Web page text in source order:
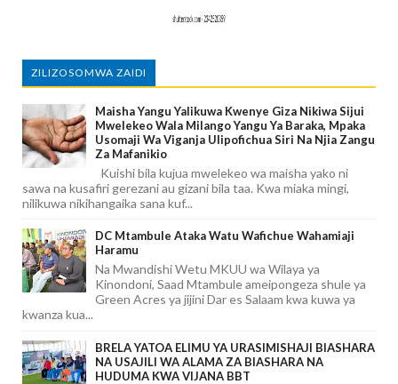
ZILIZOSOMWA ZAIDI
Maisha Yangu Yalikuwa Kwenye Giza Nikiwa Sijui
Mwelekeo Wala Milango Yangu Ya Baraka, Mpaka
Usomaji Wa Viganja Ulipofichua Siri Na Njia Zangu
Za Mafanikio
Kuishi bila kujua mwelekeo wa maisha yako ni
sawa na kusafiri gerezani au gizani bila taa. Kwa miaka mingi,
nilikuwa nikihangaika sana kuf...
DC Mtambule Ataka Watu Wafichue Wahamiaji
Haramu
Na Mwandishi Wetu MKUU wa Wilaya ya
Kinondoni, Saad Mtambule ameipongeza shule ya
Green Acres ya jijini Dar es Salaam kwa kuwa ya
kwanza kua...
BRELA YATOA ELIMU YA URASIMISHAJI BIASHARA
NA USAJILI WA ALAMA ZA BIASHARA NA
HUDUMA KWA VIJANA BBT